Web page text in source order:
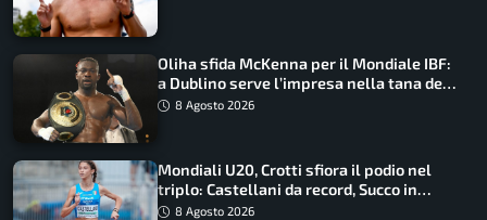
Oliha sfida McKenna per il Mondiale IBF:
a Dublino serve l’impresa nella tana del
lupo8 Agosto 2026
Mondiali U20, Crotti sfiora il podio nel
triplo: Castellani da record, Succo in
finale
8 Agosto 2026